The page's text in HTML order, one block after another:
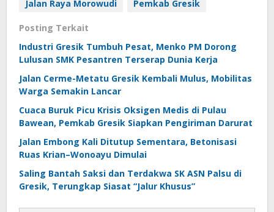
Jalan Raya Morowudi Pemkab Gresik
Posting Terkait
Industri Gresik Tumbuh Pesat, Menko PM Dorong
Lulusan SMK Pesantren Terserap Dunia Kerja
Jalan Cerme-Metatu Gresik Kembali Mulus, Mobilitas
Warga Semakin Lancar
Cuaca Buruk Picu Krisis Oksigen Medis di Pulau
Bawean, Pemkab Gresik Siapkan Pengiriman Darurat
Jalan Embong Kali Ditutup Sementara, Betonisasi
Ruas Krian–Wonoayu Dimulai
Saling Bantah Saksi dan Terdakwa SK ASN Palsu di
Gresik, Terungkap Siasat “Jalur Khusus”